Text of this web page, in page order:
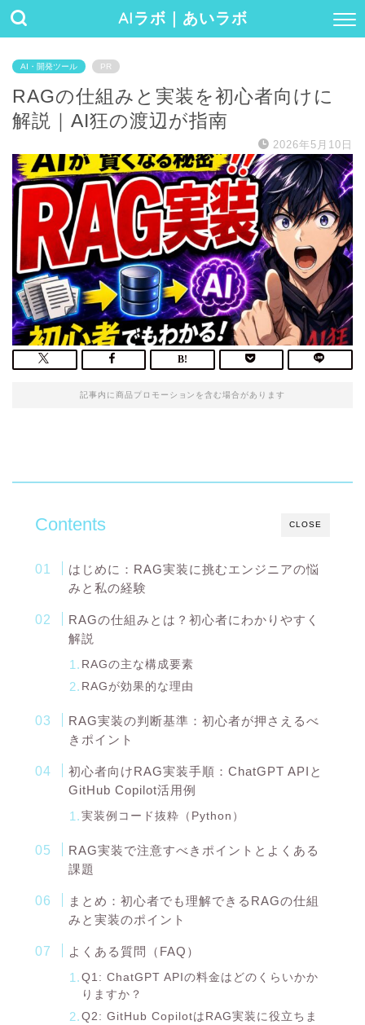
AIラボ｜あいラボ
AI・開発ツール PR
RAGの仕組みと実装を初心者向けに
解説｜AI狂の渡辺が指南
2026年5月10日
記事内に商品プロモーションを含む場合があります
CLOSE
Contents
はじめに：RAG実装に挑むエンジニアの悩
みと私の経験
RAGの仕組みとは？初心者にわかりやすく
解説
RAGの主な構成要素
RAGが効果的な理由
RAG実装の判断基準：初心者が押さえるべ
きポイント
初心者向けRAG実装手順：ChatGPT APIと
GitHub Copilot活用例
実装例コード抜粋（Python）
RAG実装で注意すべきポイントとよくある
課題
まとめ：初心者でも理解できるRAGの仕組
みと実装のポイント
よくある質問（FAQ）
Q1: ChatGPT APIの料金はどのくらいかか
りますか？
Q2: GitHub CopilotはRAG実装に役立ちま